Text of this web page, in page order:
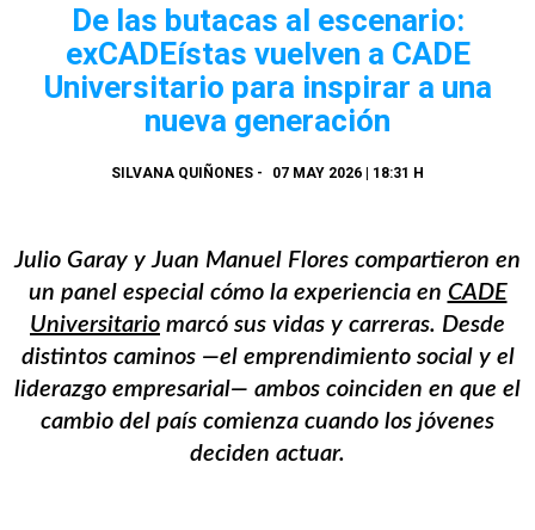
De las butacas al escenario:
exCADEístas vuelven a CADE
Universitario para inspirar a una
nueva generación
SILVANA QUIÑONES - 07 MAY 2026 | 18:31 H
Julio Garay y Juan Manuel Flores compartieron en
un panel especial cómo la experiencia en CADE
Universitario marcó sus vidas y carreras. Desde
distintos caminos —el emprendimiento social y el
liderazgo empresarial— ambos coinciden en que el
cambio del país comienza cuando los jóvenes
deciden actuar.